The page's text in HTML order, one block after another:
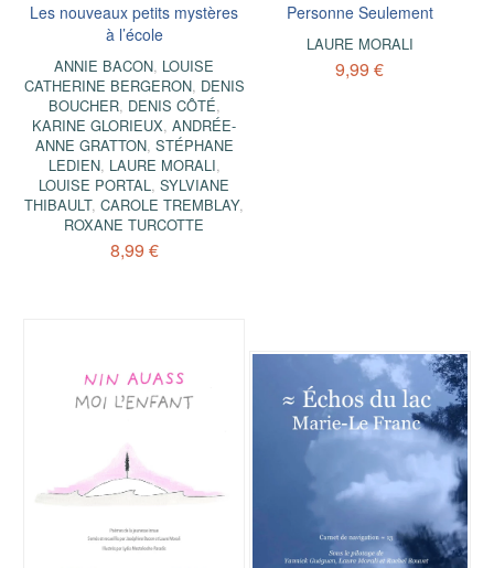
Les nouveaux petits mystères
à l’école
ANNIE BACON, LOUISE
CATHERINE BERGERON, DENIS
BOUCHER, DENIS CÔTÉ,
KARINE GLORIEUX,ANDRÉE-
ANNE GRATTON, STÉPHANE
LEDIEN, LAURE MORALI,
LOUISE PORTAL,SYLVIANE
THIBAULT,CAROLE TREMBLAY,
ROXANE TURCOTTE
8,99 €
Personne Seulement
LAURE MORALI
9,99 €